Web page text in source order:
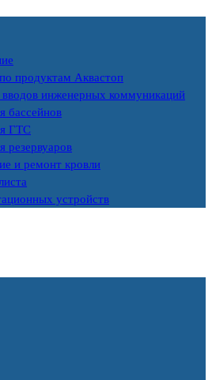
продуктам Аквастоп
вводов инженерных коммуникаций
бассейнов
ГТС
резервуаров
и ремонт кровли
устройств